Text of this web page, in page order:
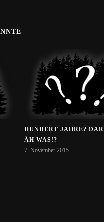
HUNDERT JAHRE?
ÄH WAS!?
7. November 2015